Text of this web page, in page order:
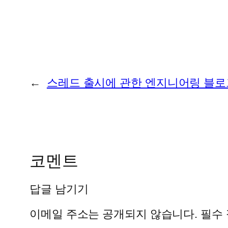
← 스레드 출시에 관한 엔지니어링 블로
코멘트
답글 남기기
이메일 주소는 공개되지 않습니다. 필수